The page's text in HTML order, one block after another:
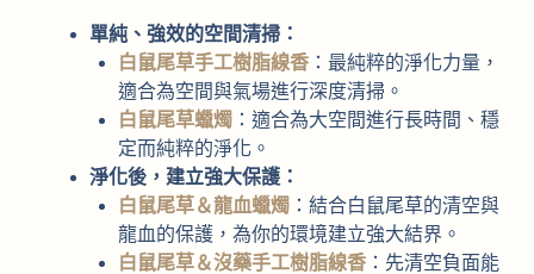
單純、強效的空間清掃：
白鼠尾草手工樹脂線香：最純粹的淨化力量，
適合為空間與氣場進行深度清掃。
白鼠尾草蠟燭：適合為大空間進行長時間、穩
定而純粹的淨化。
淨化後，建立強大保護：
白鼠尾草＆龍血蠟燭：結合白鼠尾草的清空與
龍血的保護，為你的環境建立強大結界。
白鼠尾草＆沒藥手工樹脂線香：先清空負面能